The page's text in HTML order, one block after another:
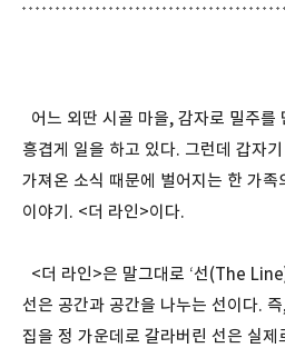
어느 외딴 시골 마을, 감자로 밀주를
흥겹게 일을 하고 있다. 그런데 갑자
가져온 소식 때문에 벌어지는 한 가
이야기. <더 라인>이다.
<더 라인>은 말그대로 ‘선(The
선은 공간과 공간을 나누는 선이다.
집을 정 가운데로 갈라버린 선은 실